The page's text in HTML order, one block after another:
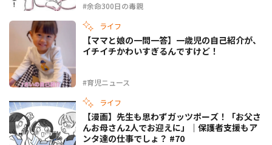
#余命300日の毒親
ライフ
#育児ニュース
【ママと娘の一問一答】一歳児の自己紹介が、
イチイチかわいすぎるんですけど！
ライフ
【漫画】先生も思わずガッツポーズ！「お父さ
んお母さん2人でお迎えに」｜保護者支援もア
ンタ達の仕事でしょ？ #70